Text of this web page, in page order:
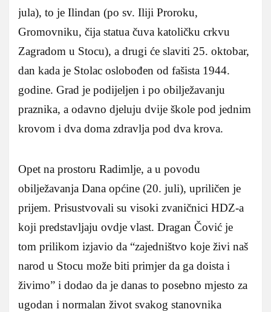
jula), to je Ilindan (po sv. Iliji Proroku,
Gromovniku, čija statua čuva katoličku crkvu
Zagradom u Stocu), a drugi će slaviti 25. oktobar,
dan kada je Stolac oslobođen od fašista 1944.
godine. Grad je podijeljen i po obilježavanju
praznika, a odavno djeluju dvije škole pod jednim
krovom i dva doma zdravlja pod dva krova.
Opet na prostoru Radimlje, a u povodu
obilježavanja Dana općine (20. juli), upriličen je
prijem. Prisustvovali su visoki zvaničnici HDZ-a
koji predstavljaju ovdje vlast. Dragan Čović je
tom prilikom izjavio da “zajedništvo koje živi naš
narod u Stocu može biti primjer da ga doista i
živimo” i dodao da je danas to posebno mjesto za
ugodan i normalan život svakog stanovnika